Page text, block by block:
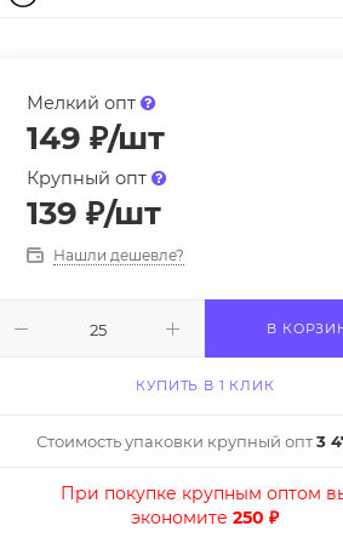
Мелкий опт
149 ₽/шт
Крупный опт
139 ₽/шт
Нашли дешевле?
В
КУПИТЬ В 1 КЛИК
Стоимость упаковки крупный опт3
При покупке крупным оптом
экономите250 ₽